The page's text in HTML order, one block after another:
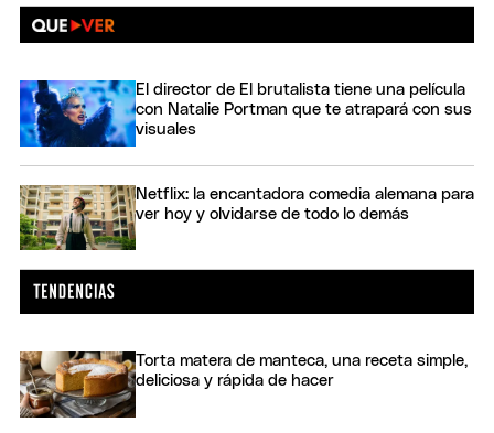
El director de El brutalista tiene una película
con Natalie Portman que te atrapará con sus
visuales
Netflix: la encantadora comedia alemana para
ver hoy y olvidarse de todo lo demás
Torta matera de manteca, una receta simple,
deliciosa y rápida de hacer